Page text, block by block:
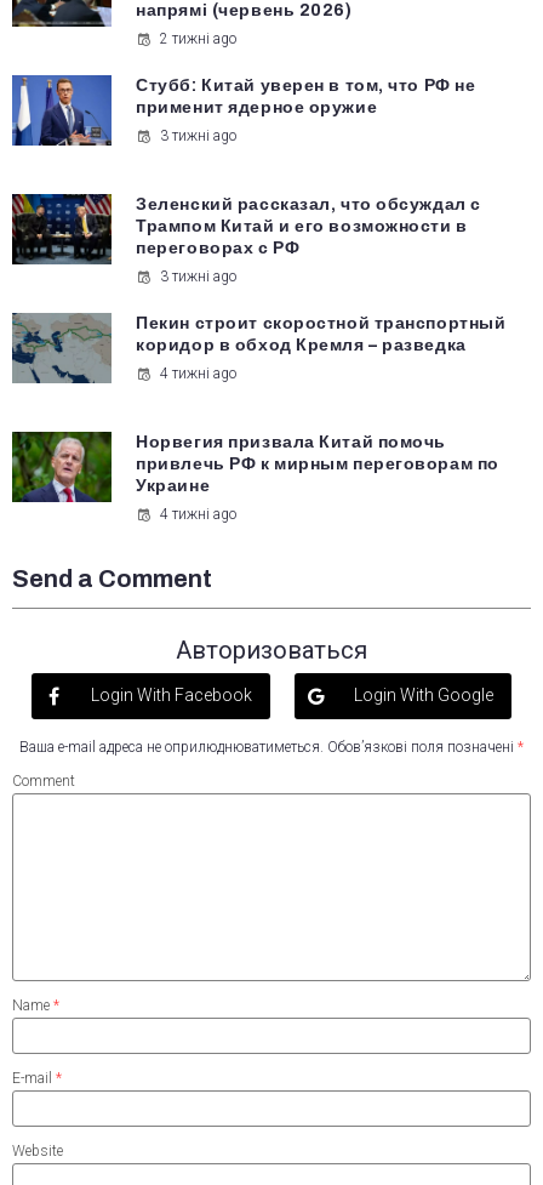
напрямі (червень 2026)
2 тижні ago
Стубб: Китай уверен в том, что РФ не
применит ядерное оружие
3 тижні ago
Зеленский рассказал, что обсуждал с
Трампом Китай и его возможности в
переговорах с РФ
3 тижні ago
Пекин строит скоростной транспортный
коридор в обход Кремля – разведка
4 тижні ago
Норвегия призвала Китай помочь
привлечь РФ к мирным переговорам по
Украине
4 тижні ago
Send a Comment
Авторизоваться
Login With Facebook Login With Google
Ваша e-mail адреса не оприлюднюватиметься. Обов’язкові поля позначені *
Comment
Name *
E-mail *
Website